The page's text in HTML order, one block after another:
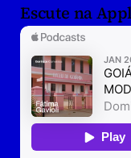
Escute na